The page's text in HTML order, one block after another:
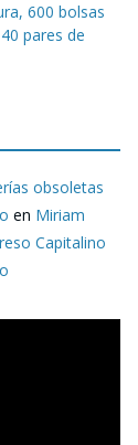
600 bolsas
pares de
obsoletas
en Miriam
Capitalino